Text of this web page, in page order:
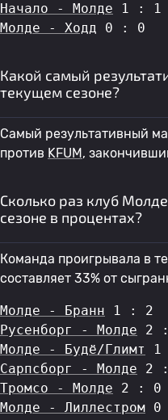
Начало - Молде 1 : 1
Молде - Ходд 0 : 0
Какой самый
текущем сезоне?
Самый результативный
против KFUM,
Сколько раз клуб
сезоне в процентах?
Команда проигрывала в
составляет 33% от
Молде - Бранн 1 : 2
Русенборг - Молде 2
Молде - Будё/Глимт
1
Сарпсборг - Молде 2
Тромсо - Молде 2 : 0
Молде - Лиллестром 0